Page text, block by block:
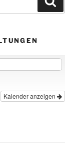
Kalender anzeigen